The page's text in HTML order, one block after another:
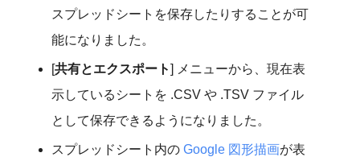
スプレッドシートを保存したりすることが可
能になりました。
[共有とエクスポート] メニューから、現在表
示しているシートを .CSV や .TSV ファイル
として保存できるようになりました。
スプレッドシート内の Google 図形描画が表